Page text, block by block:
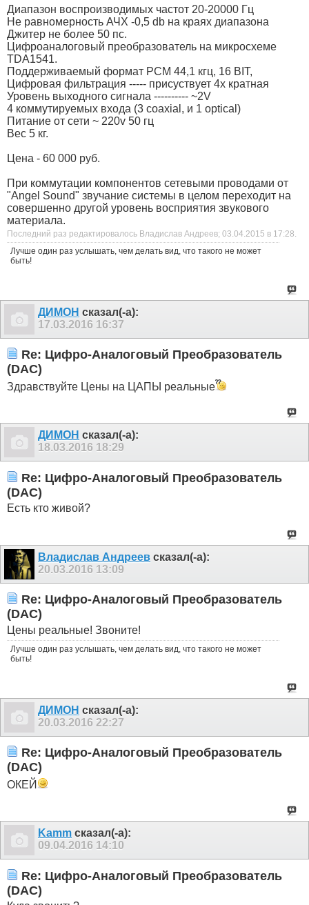
Диапазон воспроизводимых частот 20-20000 Гц
Не равномерность АЧХ -0,5 db на краях диапазона
Джитер не более 50 пс.
Цифроаналоговый преобразователь на микросхеме
TDA1541.
Поддерживаемый формат PCM 44,1 кгц, 16 BIT,
Цифровая фильтрация ----- присуствует 4х кратная
Уровень выходного сигнала ---------- ~2V
4 коммутируемых входа (3 coaxial, и 1 optical)
Питание от сети ~ 220v 50 гц
Вес 5 кг.
Цена - 60 000 руб.
При коммутации компонентов сетевыми проводами от
"Angel Sound" звучание системы в целом переходит на
совершенно другой уровень восприятия звукового
материала.
Последний раз редактировалось Владислав Андреев; 03.04.2015 в 17:28.
Лучше один раз услышать, чем делать вид, что такого не может
быть!
ДИМОН сказал(-а):
17.03.2016 16:37
Re: Цифро-Аналоговый Преобразователь
(DAC)
Здравствуйте Цены на ЦАПЫ реальные
ДИМОН сказал(-а):
18.03.2016 18:29
Re: Цифро-Аналоговый Преобразователь
(DAC)
Есть кто живой?
Владислав Андреев сказал(-а):
20.03.2016 13:09
Re: Цифро-Аналоговый Преобразователь
(DAC)
Цены реальные! Звоните!
Лучше один раз услышать, чем делать вид, что такого не может
быть!
ДИМОН сказал(-а):
20.03.2016 22:27
Re: Цифро-Аналоговый Преобразователь
(DAC)
ОКЕЙ
Kamm сказал(-а):
09.04.2016 14:10
Re: Цифро-Аналоговый Преобразователь
(DAC)